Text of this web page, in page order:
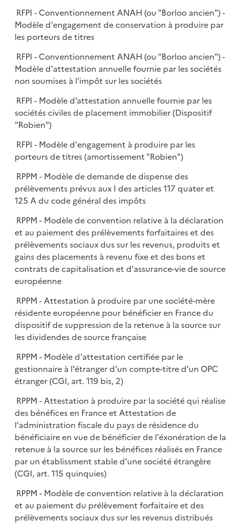
RFPI - Conventionnement ANAH (ou "Borloo ancien") -
Modèle d'engagement de conservation à produire par
les porteurs de titres
RFPI - Conventionnement ANAH (ou "Borloo ancien") -
Modèle d'attestation annuelle fournie par les sociétés
non soumises à l'impôt sur les sociétés
RFPI - Modèle d’attestation annuelle fournie par les
sociétés civiles de placement immobilier (Dispositif
"Robien")
RFPI - Modèle d'engagement à produire par les
porteurs de titres (amortissement "Robien")
RPPM - Modèle de demande de dispense des
prélèvements prévus aux I des articles 117 quater et
125 A du code général des impôts
RPPM - Modèle de convention relative à la déclaration
et au paiement des prélèvements forfaitaires et des
prélèvements sociaux dus sur les revenus, produits et
gains des placements à revenu fixe et des bons et
contrats de capitalisation et d'assurance-vie de source
européenne
RPPM - Attestation à produire par une société-mère
résidente européenne pour bénéficier en France du
dispositif de suppression de la retenue à la source sur
les dividendes de source française
RPPM - Modèle d'attestation certifiée par le
gestionnaire à l'étranger d'un compte-titre d'un OPC
étranger (CGI, art. 119 bis, 2)
RPPM - Attestation à produire par la société qui réalise
des bénéfices en France et Attestation de
l'administration fiscale du pays de résidence du
bénéficiaire en vue de bénéficier de l'éxonération de la
retenue à la source sur les bénéfices réalisés en France
par un établissment stable d'une société étrangère
(CGI, art. 115 quinquies)
RPPM - Modèle de convention relative à la déclaration
et au paiement du prélèvement forfaitaire et des
prélèvements sociaux dus sur les revenus distribués